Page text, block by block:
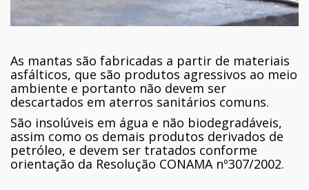
As mantas são fabricadas a partir de materiais
asfálticos, que são produtos agressivos ao meio
ambiente e portanto não devem ser
descartados em aterros sanitários comuns.
São insolúveis em água e não biodegradáveis,
assim como os demais produtos derivados de
petróleo, e devem ser tratados conforme
orientação da Resolução CONAMA nº307/2002.